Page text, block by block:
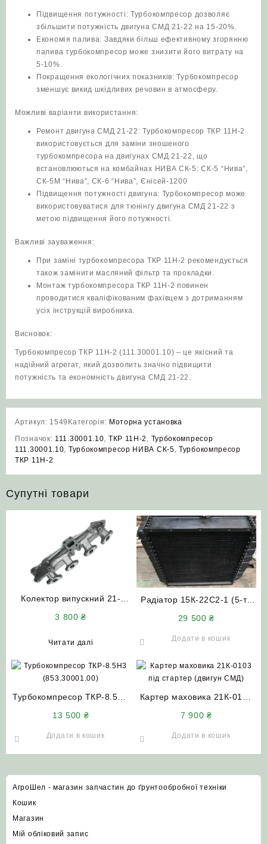
Підвищення потужності: Турбокомпресор дозволяє
збільшити потужність двигуна СМД 21-22 на 15-20%.
Економія палива: Завдяки більш ефективному згорянню
палива турбокомпресор може знизити його витрату на
5-10%.
Покращення екологічних показників: Турбокомпресор
зменшує викид шкідливих речовин в атмосферу.
Можливі варіанти використання:
Ремонт двигуна СМД 21-22: Турбокомпресор ТКР 11Н-2
використовується для заміни зношеного
турбокомпресора на двигунах СМД 21-22, що
встановлюються на комбайнах НИВА СК-5: СК-5 “Нива”,
СК-5М “Нива”, СК-6 “Нива”, Єнісей-1200
Підвищення потужності двигуна: Турбокомпресор може
використовуватися для тюнінгу двигуна СМД 21-22 з
метою підвищення його потужності.
Важливі зауваження:
При заміні турбокомпресора ТКР 11Н-2 рекомендується
також замінити масляний фільтр та прокладки.
Монтаж турбокомпресора ТКР 11Н-2 повинен
проводитися кваліфікованим фахівцем з дотриманням
усіх інструкцій виробника.
Висновок:
Турбокомпресор ТКР 11Н-2 (111.30001.10) – це якісний та
надійний агрегат, який дозволить значно підвищити
потужність та економність двигуна СМД 21-22.
Артикул: 1549 Категорія: Моторна установка
Позначок: 111.30001.10, ТКР 11Н-2 , Турбокомпресор
111.30001.10, Турбокомпресор НИВА СК-5,Турбокомпресор
ТКР 11Н-2
Супутні товари
Колектор випускний 21-
3 800₴
Читати далі
Радіатор 15К-22С2-1 (5-ти
29 500₴
Додати в кошик
Турбокомпресор ТКР-8.5Н3
13 500 ₴
Додати в кошик
Картер маховика 21К-0103
7 900₴
Додати в кошик
АгроШел - магазин запчастин до ґрунтообробної техніки
Кошик
Магазин
Мій обліковий запис